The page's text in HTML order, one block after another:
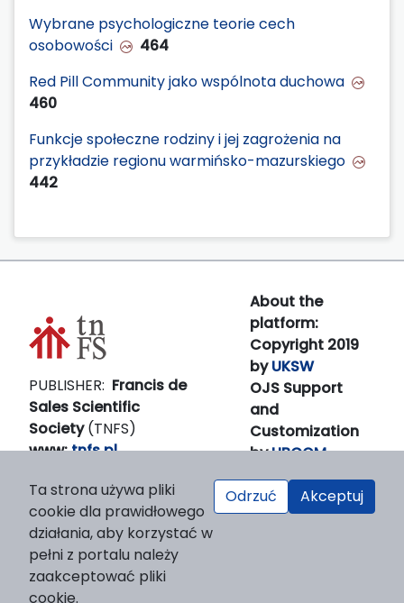
Wybrane psychologiczne teorie cech
osobowości
464
Red Pill Community jako wspólnota duchowa
460
Funkcje społeczne rodziny i jej zagrożenia na
przykładzie regionu warmińsko-mazurskiego
442
PUBLISHER: Francis de
Sales Scientific
Society(TNFS)
www:tnfs.pl
mail:prezes(at)tnfs.pl
About the
platform:
Copyright 2019
byUKSW
OJS Support
and
Customization
byLIBCOM
Platform &
workfow
byOJS/PKP
Ta strona używa pliki
cookie dla prawidłowego
działania, aby korzystać w
pełni z portalu należy
zaakceptować pliki
cookie.
Odrzuć Akceptuj